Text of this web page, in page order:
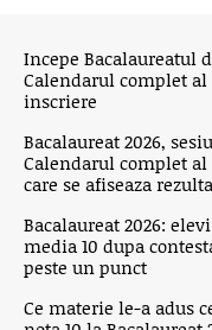
Incepe Bacalaureatul
Calendarul complet
inscriere
Bacalaureat 2026,
Calendarul complet
care se afiseaza
Bacalaureat 2026:
media 10 dupa
peste un punct
Ce materie le-a adus